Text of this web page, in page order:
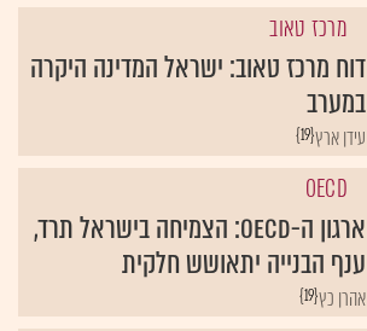
מרכז טאוב
דוח מרכז טאוב: ישראל המדינה היקרה
במערב
{19}עידן ארץ
OECD
ארגון ה-OECD: הצמיחה בישראל תרד,
ענף הבנייה יתאושש חלקית
{19}אהרן כץ